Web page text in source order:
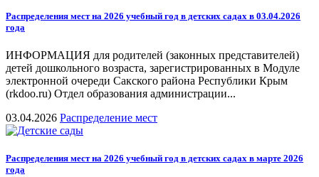
Распределения мест на 2026 учебный год в детских садах в 03.04.2026
года
ИНФОРМАЦИЯ для родителей (законных представителей)
детей дошкольного возраста, зарегистрированных в Модуле
электронной очереди Сакского района Республики Крым
(rkdoo.ru) Отдел образования администрации...
03.04.2026 Распределение мест
Распределения мест на 2026 учебный год в детских садах в марте 2026
года